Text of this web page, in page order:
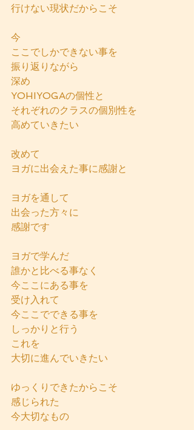
行けない現状だからこそ
今
ここでしかできない事を
振り返りながら
深め
YOHIYOGAの個性と
それぞれのクラスの個別性を
高めていきたい
改めて
ヨガに出会えた事に感謝と
ヨガを通して
出会った方々に
感謝です
ヨガで学んだ
誰かと比べる事なく
今ここにある事を
受け入れて
今ここでできる事を
しっかりと行う
これを
大切に進んでいきたい
ゆっくりできたからこそ
感じられた
今大切なもの